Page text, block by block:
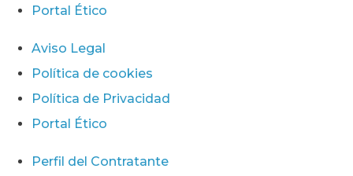
Portal Ético
Aviso Legal
Política de cookies
Política de Privacidad
Portal Ético
Perfil del Contratante